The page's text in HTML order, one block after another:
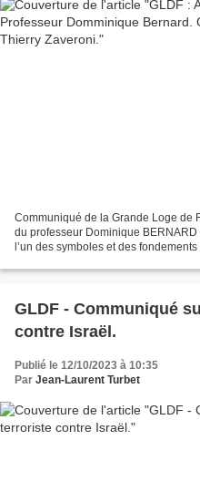
Communiqué de la Grande Loge de
du professeur Dominique
l’un des symboles et des
GLDF - Communiqué
contre Israël.
Publié le 12/10/2023 à 10:35
Par Jean-Laurent Turbet